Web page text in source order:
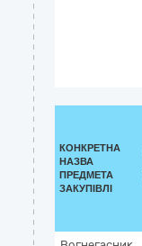
КОНКРЕТНА
НАЗВА
ПРЕДМЕТА
ЗАКУПІВЛІ